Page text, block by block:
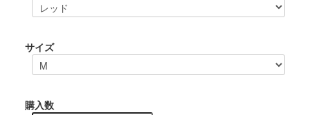
サイズ
購入数